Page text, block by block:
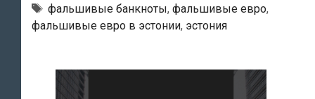
наводнили
Эстонию
Тэги
фальшивые банкноты, фальшивые евро,
фальшивые евро в эстонии, эстония